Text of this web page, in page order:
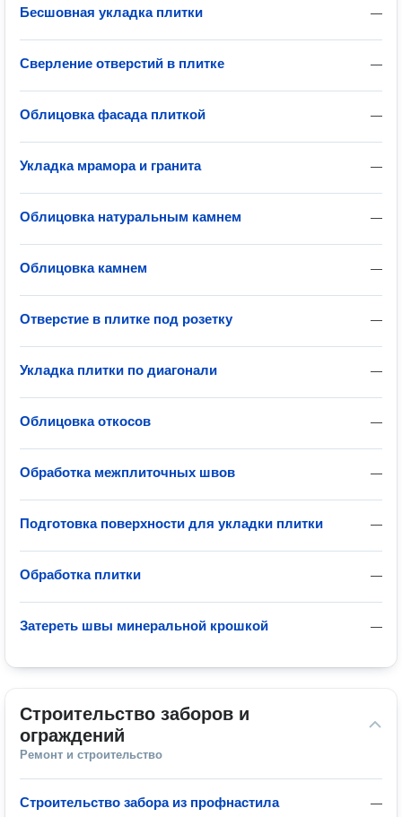
—
Бесшовная укладка плитки
—
Сверление отверстий в плитке
—
Облицовка фасада плиткой
—
Укладка мрамора и гранита
—
Облицовка натуральным камнем
—
Облицовка камнем
—
Отверстие в плитке под розетку
—
Укладка плитки по диагонали
—
Облицовка откосов
—
Обработка межплиточных швов
—
Подготовка поверхности для укладки плитки
—
Обработка плитки
—
Затереть швы минеральной крошкой
Строительство заборов и
ограждений
Ремонт и строительство
—
Строительство забора из профнастила